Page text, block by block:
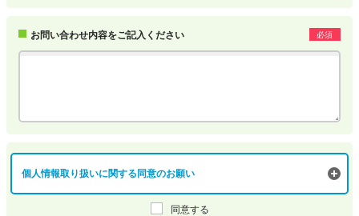
お問い合わせ内容をご記入ください 必須
個人情報取り扱いに関する同意のお願い
同意する